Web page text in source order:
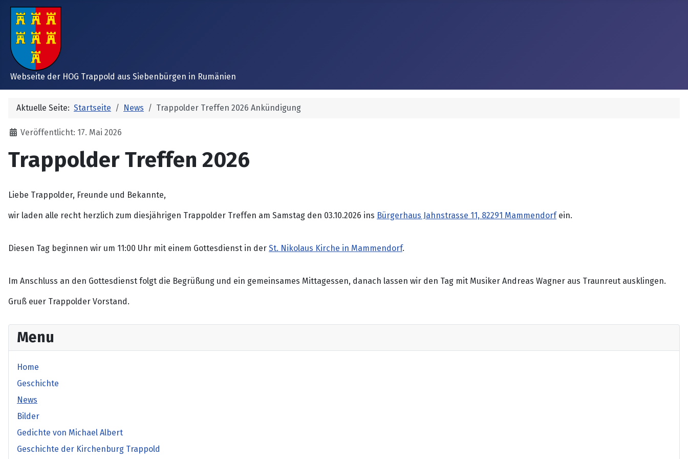
Webseite der HOG Trappold aus Siebenbürgen in Rumänien
Menu
Home
Geschichte
News
Bilder
Gedichte von Michael Albert
Geschichte der Kirchenburg Trappold
Aktuelle Seite: Startseite News Trappolder Treffen 2026 Ankündigung
Details
Veröffentlicht: 17. Mai 2026
Trappolder Treffen 2026
Liebe Trappolder, Freunde und Bekannte,
wir laden alle recht herzlich zum diesjährigen Trappolder Treffen am Samstag den 03.10.2026 ins Bürgerhaus Jahnstrasse 11, 82291 Mammendorfein.
Diesen Tag beginnen wir um 11:00 Uhr mit einem Gottesdienst in der St. Nikolaus Kirche in Mammendorf.
Im Anschluss an den Gottesdienst folgt die Begrüßung und ein gemeinsames Mittagessen, danach lassen wir den Tag mit Musiker Andreas Wagner aus Traunreut ausklingen.
Gruß euer Trappolder Vorstand.